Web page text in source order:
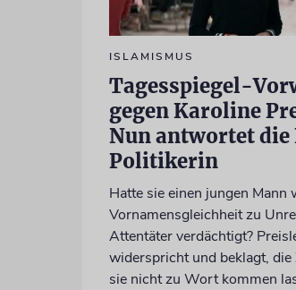
ISLAMISMUS
Tagesspiegel-
gegen Karoline
Nun antwortet die
Politikerin
Hatte sie einen jungen Mann
Vornamensgleichheit zu
Attentäter verdächtigt?
widerspricht und beklagt, die
sie nicht zu Wort kommen